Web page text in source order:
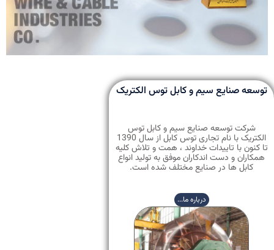
توسعه صنایع سیم و کابل توس الکتریک
شرکت توسعه صنایع سیم و کابل توس
الکتریک با نام تجاری توس کابل از سال 1390
تا کنون با تاییدات خداوند ، همت و تلاش کلیه
همکاران و دست اندکاران موفق به تولید انواع
کابل ها در صنایع مختلف شده است.
درباره ما...